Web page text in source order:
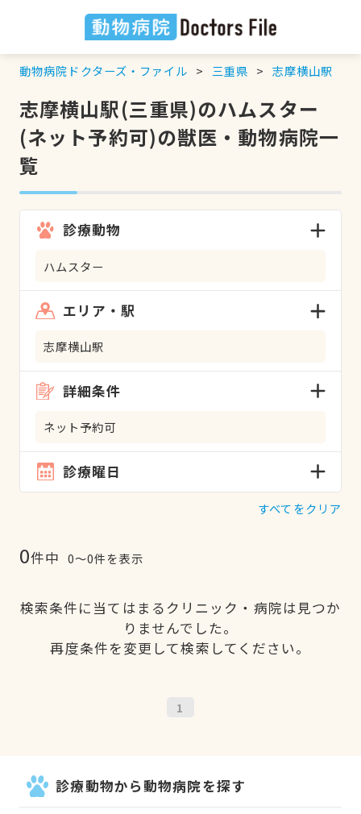
動物病院ドクターズ・ファイル 三重県 志摩横山駅
志摩横山駅(三重県)のハムスター
(ネット予約可)の獣医・動物病院一
覧
診療動物
ハムスター
エリア・駅
志摩横山駅
詳細条件
ネット予約可
診療曜日
すべてをクリア
0件中 0〜0件を表示
検索条件に当てはまるクリニック・病院は見つか
りませんでした。
再度条件を変更して検索してください。
1
診療動物から動物病院を探す